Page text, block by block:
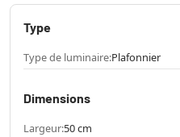
Type
Type de luminaire:Plafonnier
Dimensions
Largeur:50 cm